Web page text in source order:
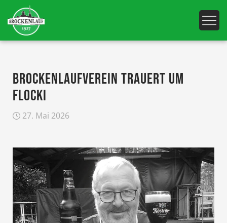
BROCKENLAUFVEREIN TRAUERT UM
FLOCKI
27. Mai 2026